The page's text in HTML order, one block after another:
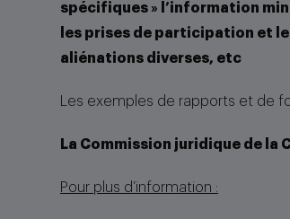
spécifiques » l’information
les prises de participation et
aliénations diverses, etc
Les exemples de rapports et de
La Commission juridique de la
Pour plus d’information :